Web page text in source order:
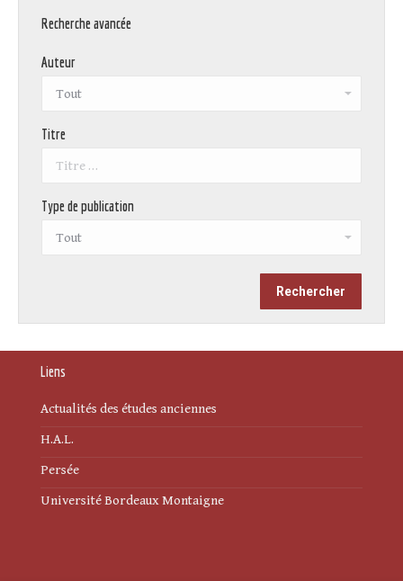
Recherche avancée
Auteur
Titre
Type de publication
Liens
Actualités des études anciennes
H.A.L.
Persée
Université Bordeaux Montaigne